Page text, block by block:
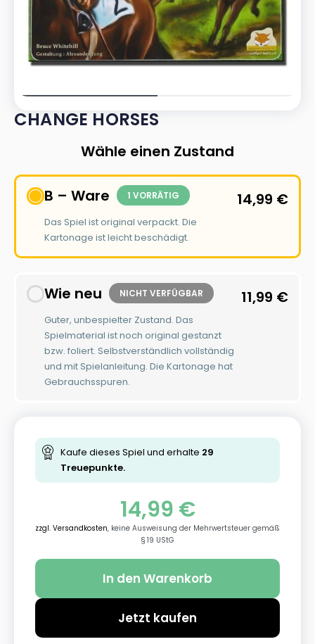
CHANGE HORSES
Wähle einen Zustand
B – Ware 1 VORRÄTIG
Das Spiel ist original verpackt. Die
Kartonage ist leicht beschädigt.
14,99 €
Wie neu NICHT VERFÜGBAR
Guter, unbespielter Zustand. Das
Spielmaterial ist noch original gestanzt
bzw. foliert. Selbstverständlich vollständig
und mit Spielanleitung. Die Kartonage hat
Gebrauchsspuren.
11,99 €
Kaufe dieses Spiel und erhalte 29
Treuepunkte.
14,99 €
zzgl. Versandkosten, keine Ausweisung der Mehrwertsteuer gemäß
§ 19 UStG
In den Warenkorb
Jetzt kaufen